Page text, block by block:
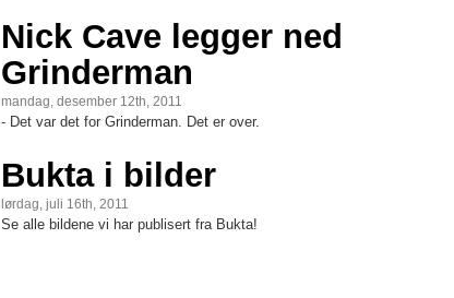
Nick Cave legger ned
Grinderman
mandag, desember 12th, 2011
- Det var det for Grinderman. Det er over.
Bukta i bilder
lørdag, juli 16th, 2011
Se alle bildene vi har publisert fra Bukta!